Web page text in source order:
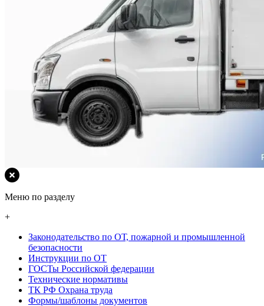
Меню по разделу
+
Законодательство по ОТ, пожарной и промышленной
безопасности
Инструкции по ОТ
ГОСТы Российской федерации
Технические нормативы
ТК РФ Охрана труда
Формы/шаблоны документов